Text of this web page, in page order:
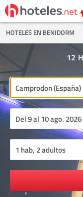
HOTELES EN BENIDORM
12